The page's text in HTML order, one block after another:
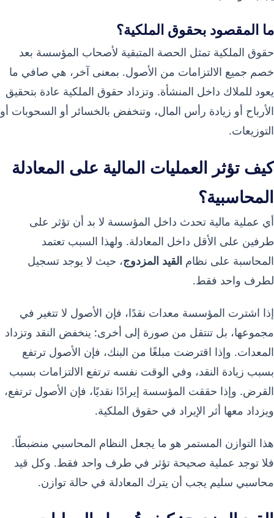
ما المقصود بحقوق الملكية؟
حقوق الملكية تمثل الحصة المتبقية لأصحاب المؤسسة بعد
خصم جميع الالتزامات من الأصول. بمعنى آخر، هي صافي ما
يعود للملاك داخل المنشأة. وتزداد حقوق الملكية عادة بتحقيق
الأرباح أو زيادة رأس المال، وتنخفض بالخسائر أو السحوبات أو
التوزيعات.
كيف تؤثر العمليات المالية على المعادلة
المحاسبية؟
أي عملية مالية تحدث داخل المؤسسة لا بد أن تؤثر على
طرفين على الأقل داخل المعادلة. ولهذا السبب تعتمد
المحاسبة على نظام القيد المزدوج، حيث لا يوجد تسجيل
لطرف واحد فقط.
إذا اشترت المؤسسة معدات نقدًا، فإن الأصول لا تتغير في
مجموعها، بل تنتقل من صورة إلى أخرى: ينخفض النقد وتزداد
المعدات. وإذا اقترضت مبلغًا من البنك، فإن الأصول ترتفع
بسبب زيادة النقد، وفي الوقت نفسه ترتفع الالتزامات بسبب
القرض. وإذا حققت المؤسسة إيرادًا نقديًا، فإن الأصول ترتفع،
ويزداد معها أثر الإيراد في حقوق الملكية.
هذا التوازن المستمر هو ما يجعل النظام المحاسبي منضبطًا.
فلا توجد عملية صحيحة تؤثر في طرف واحد فقط. وكل قيد
محاسبي سليم يجب أن يترك المعادلة في حالة توازن.